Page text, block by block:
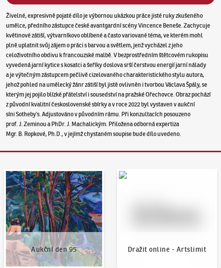
Živelné, expresivně pojaté dílo je výbornou ukázkou práce jisté ruky zkušeného
umělce, předního zástupce české avantgardní scény Vincence Beneše. Zachycuje
květinové zátiší, výtvarníkovo oblíbené a často variované téma, ve kterém mohl
plně uplatnit svůj zájem o práci s barvou a světlem, jenž vycházel z jeho
celoživotního obdivu k francouzské malbě. V bezprostředním štětcovém rukopisu
vyvedená jarní kytice s kosatci a šeříky doslova srší čerstvou energií jarní nálady
a je výtečným zástupcem pečlivě cizelovaného charakteristického stylu autora,
jehož pohled na umělecký žánr zátiší byl jistě ovlivněn i tvorbou Václava Špály, se
kterým jej pojilo blízké přátelství i sousedství na pražské Ořechovce. Obraz pochází
z původní kvalitní československé sbírky a v roce 2022 byl vystaven v aukční
síni Sotheby‘s. Adjustováno v původním rámu. Při konzultacích posouzeno
prof. J. Zeminou a PhDr. J. Machalickým. Přiložena odborná expertiza
Mgr. B. Ropkové, Ph.D., v jejímž chystaném soupise bude dílo uvedeno.
Aukční den 95
Aukční den 95
Dražit online - Artslimit
Dražit online - Artslimit